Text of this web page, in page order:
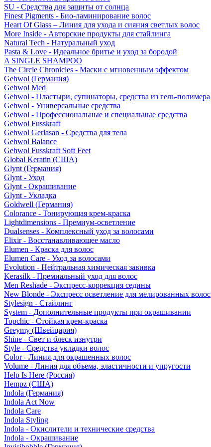
SU - Средства для защиты от солнца
Finest Pigments - Био-ламинирование волос
Heart Of Glass – Линия для ухода и сияния светлых волос
More Inside - Авторские продукты для стайлинга
Natural Tech - Натуральный уход
Pasta & Love - Идеальное бритье и уход за бородой
A SINGLE SHAMPOO
The Circle Chronicles - Маски с мгновенным эффектом
Gehwol (Германия)
Gehwol Med
Gehwol - Пластыри, супинаторы, средства из гель-полимера
Gehwol - Универсальные средства
Gehwol - Профессиональные и специальные средства
Gehwol Fusskraft
Gehwol Gerlasan - Средства для тела
Gehwol Balance
Gehwol Fusskraft Soft Feet
Global Keratin (США)
Glynt (Германия)
Glynt - Уход
Glynt - Окрашивание
Glynt - Укладка
Goldwell (Германия)
Colorance - Тонирующая крем-краска
Lightdimensions - Премиум-осветление
Dualsenses - Комплексный уход за волосами
Elixir - Восстанавливающее масло
Elumen - Краска для волос
Elumen Care - Уход за волосами
Evolution - Нейтральная химическая завивка
Kerasilk - Премиальный уход для волос
Men Reshade - Экспресс-коррекция седины
New Blonde - Экспресс осветление для мелированных волос
Stylesign - Стайлинг
System - Дополнительные продукты при окрашивании
Topchic - Стойкая крем-краска
Greymy (Швейцария)
Shine - Свет и блеск изнутри
Style - Средства укладки волос
Color - Линия для окрашенных волос
Volume - Линия для объема, эластичности и упругости
Help Is Here (Россия)
Hempz (США)
Indola (Германия)
Indola Act Now
Indola Care
Indola Styling
Indola - Окислители и технические средства
Indola - Окрашивание